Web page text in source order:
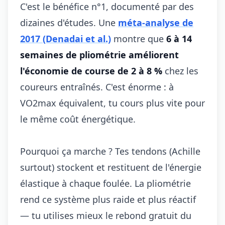
C'est le bénéfice n°1, documenté par des
dizaines d'études. Une méta-analyse de
2017 (Denadai et al.) montre que 6 à 14
semaines de pliométrie améliorent
l'économie de course de 2 à 8 % chez les
coureurs entraînés. C'est énorme : à
VO2max équivalent, tu cours plus vite pour
le même coût énergétique.
Pourquoi ça marche ? Tes tendons (Achille
surtout) stockent et restituent de l'énergie
élastique à chaque foulée. La pliométrie
rend ce système plus raide et plus réactif
— tu utilises mieux le rebond gratuit du